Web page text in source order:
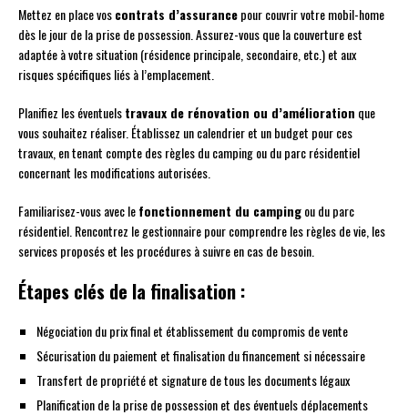
Mettez en place voscontrats d’assurancepour couvrir votre mobil-home
dès le jour de la prise de possession. Assurez-vous que la couverture est
adaptée à votre situation (résidence principale, secondaire, etc.) et aux
risques spécifiques liés à l’emplacement.
Planifiez les éventuelstravaux de rénovation ou d’amélioration que
vous souhaitez réaliser. Établissez un calendrier et un budget pour ces
travaux, en tenant compte des règles du camping ou du parc résidentiel
concernant les modifications autorisées.
Familiarisez-vous avec lefonctionnement du campingou du parc
résidentiel. Rencontrez le gestionnaire pour comprendre les règles de vie, les
services proposés et les procédures à suivre en cas de besoin.
Étapes clés de la finalisation :
Négociation du prix final et établissement du compromis de vente
Sécurisation du paiement et finalisation du financement si nécessaire
Transfert de propriété et signature de tous les documents légaux
Planification de la prise de possession et des éventuels déplacements